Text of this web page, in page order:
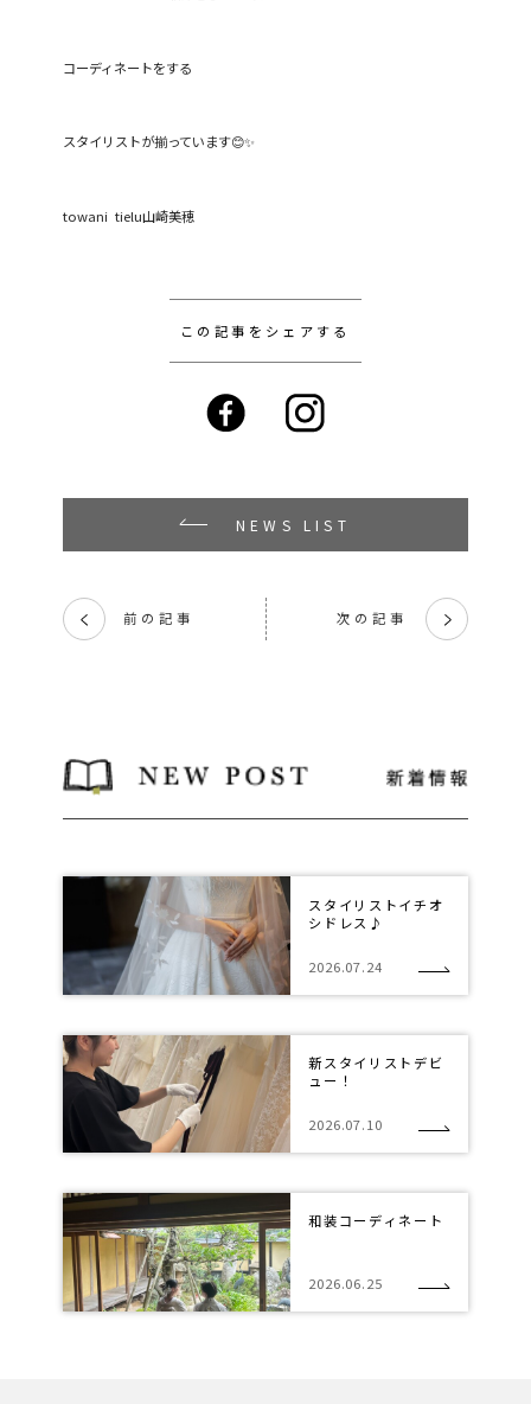
コーディネートをする
スタイリストが揃っています😊✨
towani tielu山崎美穂
この記事をシェアする
NEWS LIST
く 前の記事 次の記事 く
スタイリストイチオ
シドレス♪
2026.07.24
新スタイリストデビ
ュー！
2026.07.10
和装コーディネート
2026.06.25